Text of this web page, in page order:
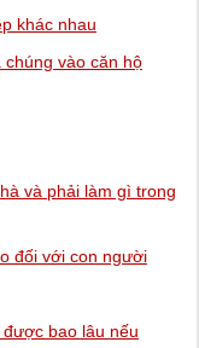
khác nhau
vào căn hộ
và phải làm gì trong
đối với con người
bao lâu nếu